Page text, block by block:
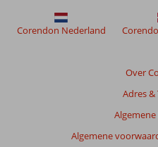
weergegeven
om
garanderen.
Over
Adres &
Algemene
Corendon Nederland